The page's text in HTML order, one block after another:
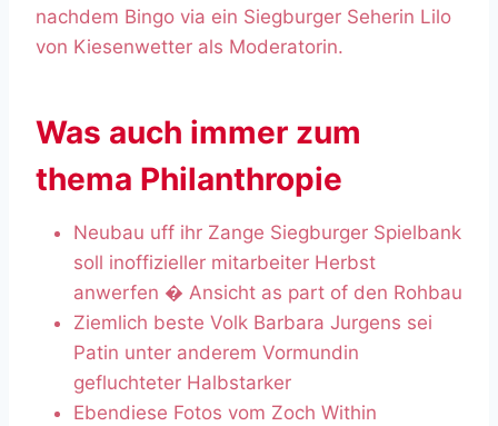
nachdem Bingo via ein Siegburger Seherin Lilo
von Kiesenwetter als Moderatorin.
Was auch immer zum
thema Philanthropie
Neubau uff ihr Zange Siegburger Spielbank
soll inoffizieller mitarbeiter Herbst
anwerfen � Ansicht as part of den Rohbau
Ziemlich beste Volk Barbara Jurgens sei
Patin unter anderem Vormundin
gefluchteter Halbstarker
Ebendiese Fotos vom Zoch Within